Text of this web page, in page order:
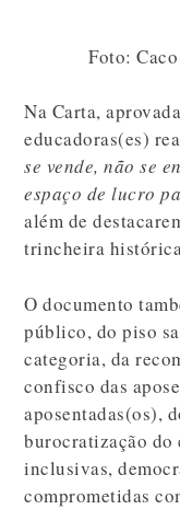
Foto:
Na Carta,
educadoras(es)
se vende, não se
espaço de lucro
além de
trincheira
O documento
público, do piso
categoria, da
confisco das
aposentadas(os),
burocratização do
inclusivas,
comprometidas